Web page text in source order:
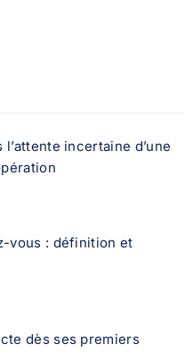
incertaine d’une
vous : définition et
dès ses premiers